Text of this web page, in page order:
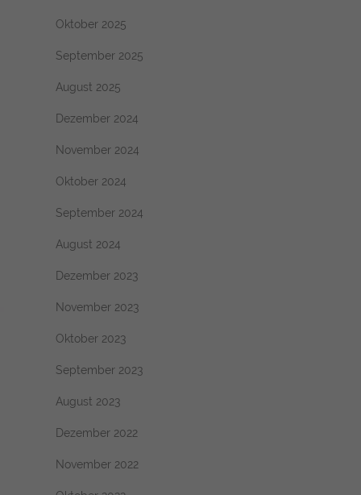
Oktober 2025
September 2025
August 2025
Dezember 2024
November 2024
Oktober 2024
September 2024
August 2024
Dezember 2023
November 2023
Oktober 2023
September 2023
August 2023
Dezember 2022
November 2022